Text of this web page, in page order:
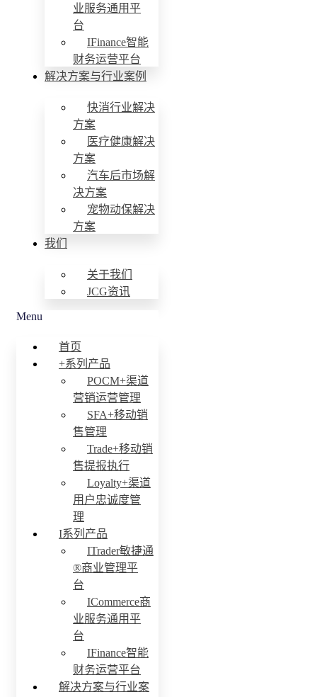
业服务通用平
台
IFinance智能
财务运营平台
解决方案与行业案例
快消行业解决
方案
医疗健康解决
方案
汽车后市场解
决方案
宠物动保解决
方案
我们
关于我们
JCG资讯
Menu
首页
+系列产品
POCM+渠道
营销运营管理
SFA+移动销
售管理
Trade+移动销
售提报执行
Loyalty+渠道
用户忠诚度管
理
I系列产品
ITrader敏捷通
®商业管理平
台
ICommerce商
业服务通用平
台
IFinance智能
财务运营平台
解决方案与行业案